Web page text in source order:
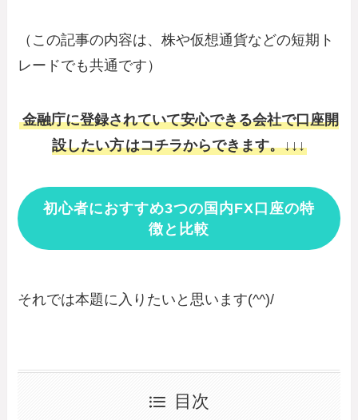
（この記事の内容は、株や仮想通貨などの短期ト
レードでも共通です）
金融庁に登録されていて安心できる会社で口座開
設したい方はコチラからできます。↓↓↓
初心者におすすめ3つの国内FX口座の特
徴と比較
それでは本題に入りたいと思います(^^)/
目次